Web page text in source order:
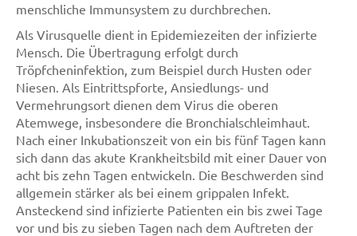
menschliche Immunsystem zu durchbrechen.
Als Virusquelle dient in Epidemiezeiten der infizierte
Mensch. Die Übertragung erfolgt durch
Tröpfcheninfektion, zum Beispiel durch Husten oder
Niesen. Als Eintrittspforte, Ansiedlungs- und
Vermehrungsort dienen dem Virus die oberen
Atemwege, insbesondere die Bronchialschleimhaut.
Nach einer Inkubationszeit von ein bis fünf Tagen kann
sich dann das akute Krankheitsbild mit einer Dauer von
acht bis zehn Tagen entwickeln. Die Beschwerden sind
allgemein stärker als bei einem grippalen Infekt.
Ansteckend sind infizierte Patienten ein bis zwei Tage
vor und bis zu sieben Tagen nach dem Auftreten der